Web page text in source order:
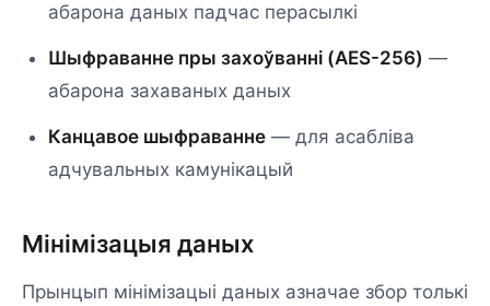
абарона даных падчас перасылкі
Шыфраванне пры захоўванні (AES-256) —
абарона захаваных даных
Канцавое шыфраванне — для асабліва
адчувальных камунікацый
Мінімізацыя даных
Прынцып мінімізацыі даных азначае збор толькі